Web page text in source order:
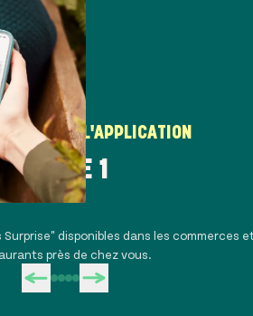
UTILISER L'APPLICATION
ÉTAPE 1
Surprise" disponibles dans les commerces
près de chez vous.